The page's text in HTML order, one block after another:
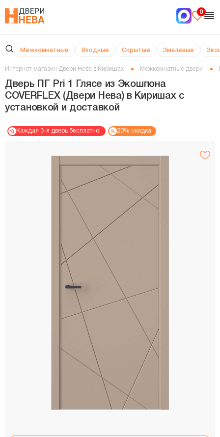
0
Межкомнатные Входные Скрытые Эмалевые
Интернет-магазин Двери Нева в Киришах Межкомнатные двери
Дверь ПГ Pri 1 Глясе из Экошпона
COVERFLEX (Двери Нева) в Киришах с
установкой и доставкой
Каждая 3-я дверь бесплатно! 20% скидка